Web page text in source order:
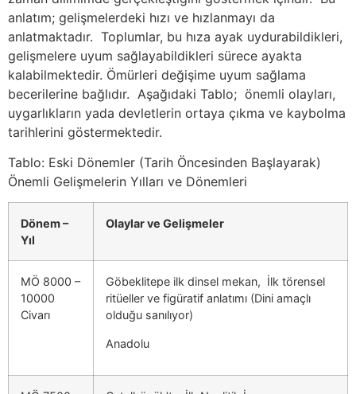
anlatım; gelişmelerdeki hızı ve hızlanmayı da
anlatmaktadır. Toplumlar, bu hıza ayak uydurabildikleri,
gelişmelere uyum sağlayabildikleri sürece ayakta
kalabilmektedir. Ömürleri değişime uyum sağlama
becerilerine bağlıdır. Aşağıdaki Tablo; önemli olayları,
uygarlıkların yada devletlerin ortaya çıkma ve kaybolma
tarihlerini göstermektedir.
Tablo: Eski Dönemler (Tarih Öncesinden Başlayarak)
Önemli Gelişmelerin Yılları ve Dönemleri
Dönem –
Yıl
Olaylar ve Gelişmeler
MÖ 8000 –
10000
Civarı
Göbeklitepe ilk dinsel mekan, İlk törensel
ritüeller ve figüratif anlatımı (Dini amaçlı
olduğu sanılıyor)
Anadolu